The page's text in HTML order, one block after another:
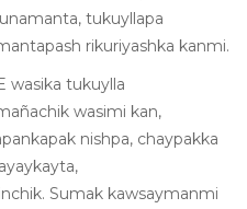
tukuyllapa
rikuriyashka kanmi.
wasika tukuylla
wasimi kan,
nishpa, chaypakka
Sumak kawsaymanmi